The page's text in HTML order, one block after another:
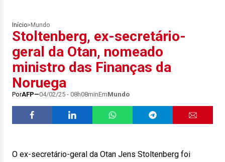
Início> Mundo
Stoltenberg, ex-secretário-
geral da Otan, nomeado
ministro das Finanças da
Noruega
PorAFP 04/02/25 - 08h08minEmMundo
O ex-secretário-geral da Otan Jens Stoltenberg foi